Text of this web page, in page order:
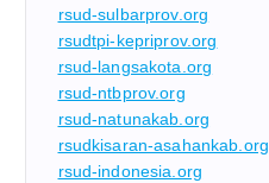
rsud-sulbarprov.org
rsudtpi-kepriprov.org
rsud-langsakota.org
rsud-ntbprov.org
rsud-natunakab.org
rsudkisaran-asahankab.org
rsud-indonesia.org